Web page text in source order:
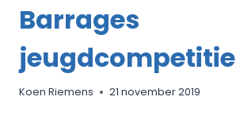
Barrages
jeugdcompetitie
Koen Riemens 21 november 2019